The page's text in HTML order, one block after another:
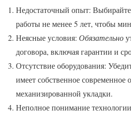
Недостаточный опыт:
работы не менее 5 лет, чтобы
Неясные условия: Обязательно
договора, включая гарантии и
Отсутствие оборудования:
имеет собственное современное
механизированной укладки.
Неполное понимание